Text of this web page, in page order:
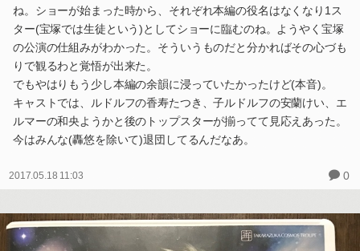
ね。ショーが始まった時から、それぞれ本編の役名はなくなり1ス
ター(宝塚では生徒という)としてショーに臨むのね。ようやく宝塚
の公演の仕組みがわかった。そういうものだと分かればその心づも
りで観るわと覚悟が出来た。
でもやはりもう少し本編の余韻に浸っていたかったけど(本音)。
キャストでは、ルドルフの香寿たつき、子ルドルフの安蘭けい、エ
ルマーの和央ようかと後のトップスターが揃ってて見応えあった。
今はみんな(轟悠を除いて)退団してるんだなあ。
2017.05.18 11:03 0